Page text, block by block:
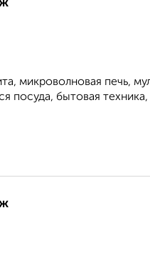
микроволновая печь,
посуда, бытовая